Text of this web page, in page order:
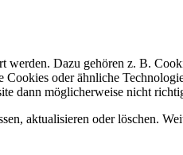
Dazu gehören z. B.
oder ähnliche
dann möglicherweise nicht
aktualisieren oder löschen.